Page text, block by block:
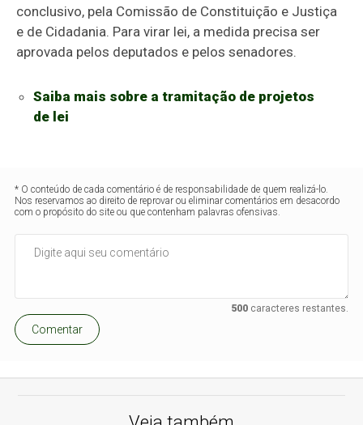
conclusivo, pela Comissão de Constituição e Justiça
e de Cidadania. Para virar lei, a medida precisa ser
aprovada pelos deputados e pelos senadores.
Saiba mais sobre a tramitação de projetos
de lei
* O conteúdo de cada comentário é de responsabilidade de quem realizá-lo.
Nos reservamos ao direito de reprovar ou eliminar comentários em desacordo
com o propósito do site ou que contenham palavras ofensivas.
500caracteres restantes.
Comentar